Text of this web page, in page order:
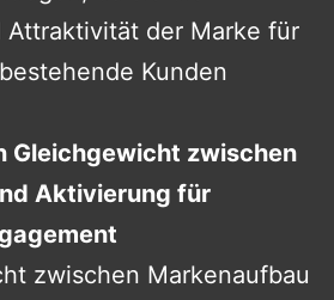
Attraktivität der Marke für
Kunden
Gleichgewicht zwischen
Aktivierung für
zwischen Markenaufbau